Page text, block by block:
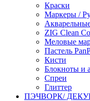
Краски
Маркеры /
ZIG Clean
Меловые
Пастель
Кисти
Блокноты и
Спреи
Глиттер
ПЭЧВОРК/